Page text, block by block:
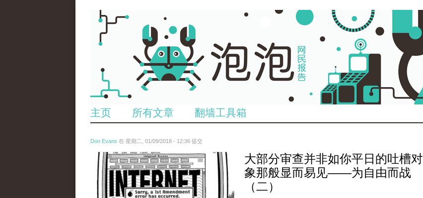
主页 所有文章 翻墙工具箱
Don Evans 在 星期二, 01/09/2018 - 12:36 提交
wechatimg866.jpeg
大部分审查并非如你平日的吐槽对
象那般显而易见——为自由而战
（二）